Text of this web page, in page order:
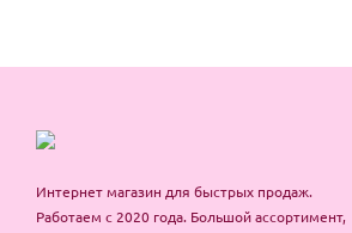
Интернет магазин для быстрых продаж.
Работаем с 2020 года. Большой ассортимент,